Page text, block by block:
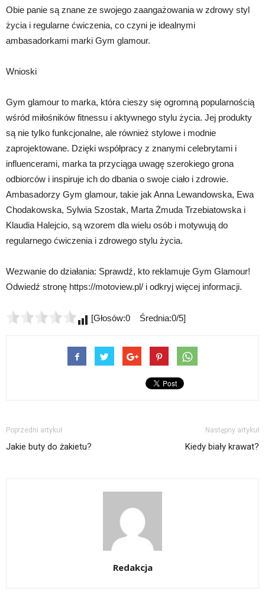
Obie panie są znane ze swojego zaangażowania w zdrowy styl
życia i regularne ćwiczenia, co czyni je idealnymi
ambasadorkami marki Gym glamour.
Wnioski
Gym glamour to marka, która cieszy się ogromną popularnością
wśród miłośników fitnessu i aktywnego stylu życia. Jej produkty
są nie tylko funkcjonalne, ale również stylowe i modnie
zaprojektowane. Dzięki współpracy z znanymi celebrytami i
influencerami, marka ta przyciąga uwagę szerokiego grona
odbiorców i inspiruje ich do dbania o swoje ciało i zdrowie.
Ambasadorzy Gym glamour, takie jak Anna Lewandowska, Ewa
Chodakowska, Sylwia Szostak, Marta Żmuda Trzebiatowska i
Klaudia Halejcio, są wzorem dla wielu osób i motywują do
regularnego ćwiczenia i zdrowego stylu życia.
Wezwanie do działania: Sprawdź, kto reklamuje Gym Glamour!
Odwiedź stronę https://motoview.pl/ i odkryj więcej informacji.
[Głosów:0 Średnia:0/5]
Poprzedni artykuł
Jakie buty do żakietu?
Następny artykuł
Kiedy biały krawat?
Redakcja